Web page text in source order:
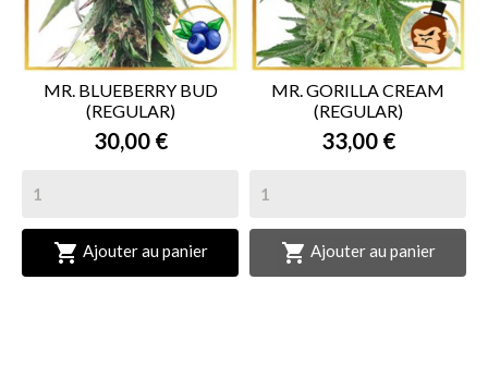
MR. BLUEBERRY BUD
(REGULAR)
30,00 €
 Ajouter au panier
MR. GORILLA CREAM
(REGULAR)
33,00 €
 Ajouter au panier